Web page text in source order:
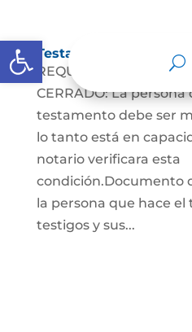
Abrir barra de herramientas
Testamento Cerrado
REQUISITOS PARA EL
CERRADO: La
testamento debe ser
lo tanto está en
notario verificara esta
condición.Documento
la persona que hace
testigos y sus...